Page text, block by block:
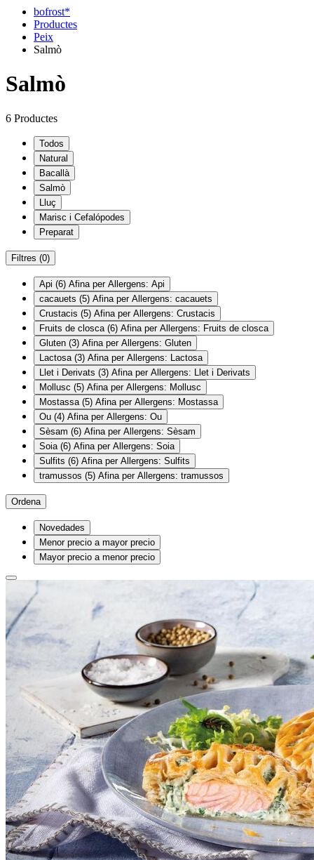
bofrost*
Productes
Peix
Salmò
Salmò
6 Productes
Todos
Natural
Bacallà
Salmò
Lluç
Marisc i Cefalópodes
Preparat
Filtres (0)
Api (6) Afina per Allergens: Api
cacauets (5) Afina per Allergens: cacauets
Crustacis (5) Afina per Allergens: Crustacis
Fruits de closca (6) Afina per Allergens: Fruits de closca
Gluten (3) Afina per Allergens: Gluten
Lactosa (3) Afina per Allergens: Lactosa
Llet i Derivats (3) Afina per Allergens: Llet i Derivats
Mollusc (5) Afina per Allergens: Mollusc
Mostassa (5) Afina per Allergens: Mostassa
Ou (4) Afina per Allergens: Ou
Sèsam (6) Afina per Allergens: Sèsam
Soia (6) Afina per Allergens: Soia
Sulfits (6) Afina per Allergens: Sulfits
tramussos (5) Afina per Allergens: tramussos
Ordena
Novedades
Menor precio a mayor precio
Mayor precio a menor precio